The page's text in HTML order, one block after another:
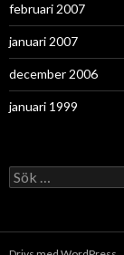
februari 2007
januari 2007
december 2006
januari 1999
Sök
efter: